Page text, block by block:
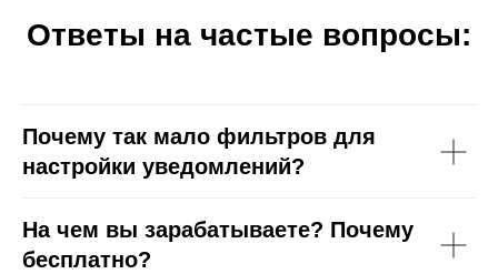
Ответы на частые вопросы:
Почему так мало фильтров для
настройки уведомлений?
На чем вы зарабатываете? Почему
бесплатно?